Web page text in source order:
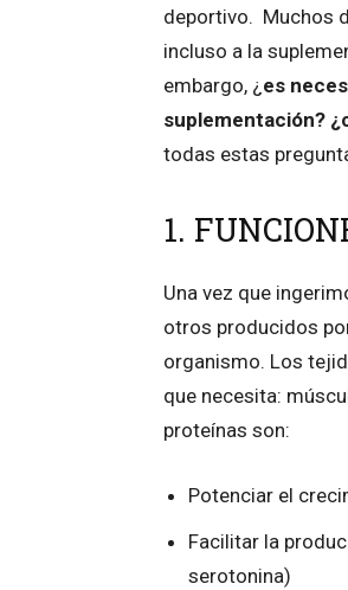
deportivo. Muchos
incluso a la
embargo, ¿ es
suplementación?
todas estas
1.
Una vez que
otros producidos
organismo. Los
que necesita:
proteínas son:
Potenciar el
Facilitar la
serotonina)